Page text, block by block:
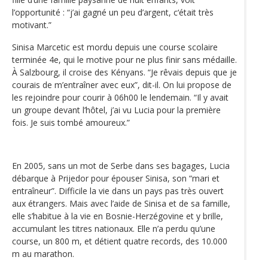
l’opportunité : “j’ai gagné un peu d’argent, c‘était très
motivant.”
Sinisa Marcetic est mordu depuis une course scolaire
terminée 4e, qui le motive pour ne plus finir sans médaille.
À Salzbourg, il croise des Kényans. “Je rêvais depuis que je
courais de m’entraîner avec eux”, dit-il. On lui propose de
les rejoindre pour courir à 06h00 le lendemain. “Il y avait
un groupe devant l’hôtel, j’ai vu Lucia pour la première
fois. Je suis tombé amoureux.”
En 2005, sans un mot de Serbe dans ses bagages, Lucia
débarque à Prijedor pour épouser Sinisa, son “mari et
entraîneur”. Difficile la vie dans un pays pas très ouvert
aux étrangers. Mais avec l’aide de Sinisa et de sa famille,
elle s’habitue à la vie en Bosnie-Herzégovine et y brille,
accumulant les titres nationaux. Elle n’a perdu qu’une
course, un 800 m, et détient quatre records, des 10.000
m au marathon.